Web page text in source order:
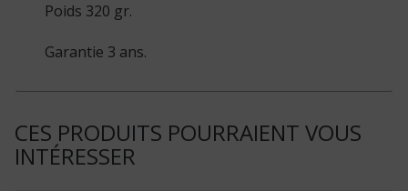
Poids 320 gr.
Garantie 3 ans.
CES PRODUITS POURRAIENT VOUS
INTÉRESSER